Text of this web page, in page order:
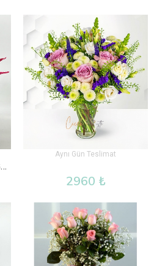
PEMPE PAPATYA VE LILA GÜL VAZOLU
Aynı Gün Teslimat
2960 ₺